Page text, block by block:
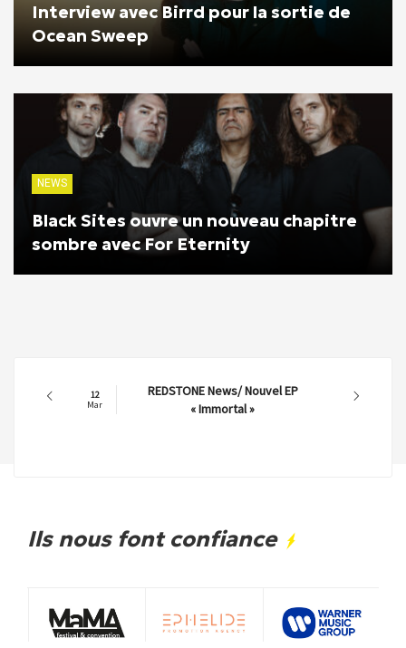
Interview avec Birrd pour la sortie de
Ocean Sweep
NEWS
Black Sites ouvre un nouveau chapitre
sombre avec For Eternity
REDSTONE News/ Nouvel EP
Mar
Ils nous font confiance